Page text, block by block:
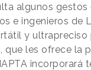
algunos
e ingenieros de
y ultrapreciso
les ofrece la
incorporará